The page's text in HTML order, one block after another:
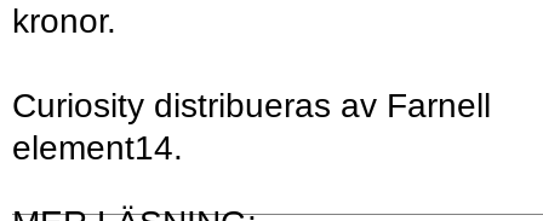
kronor.
Curiosity distribueras av Farnell
element14.